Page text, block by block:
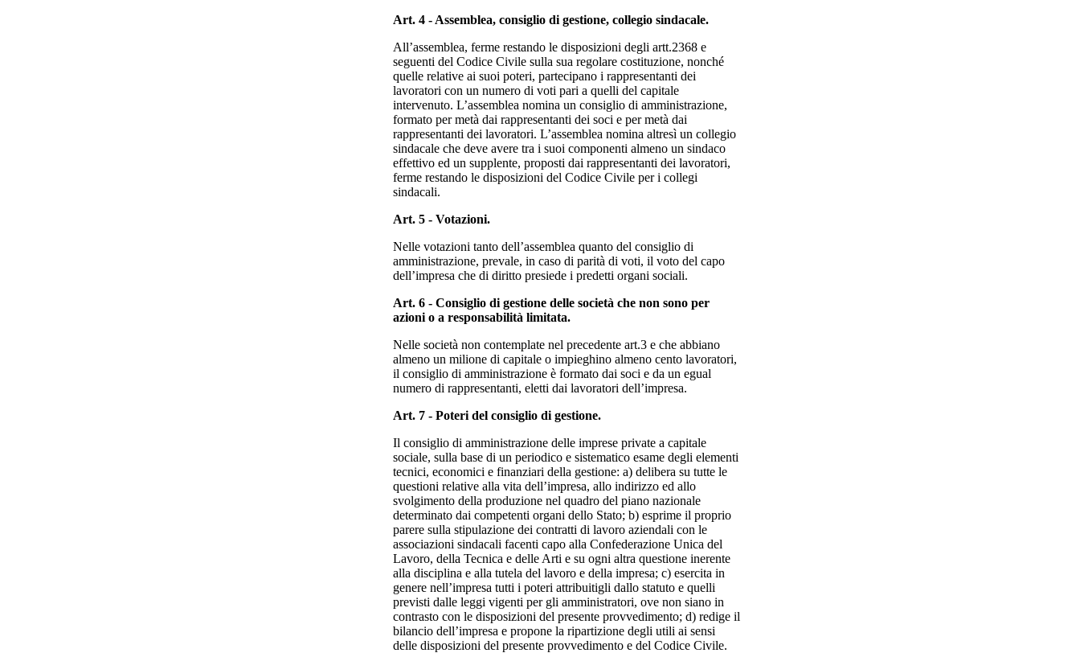
Art. 4 - Assemblea, consiglio di gestione, collegio sindacale.
All’assemblea, ferme restando le disposizioni degli artt.2368 e
seguenti del Codice Civile sulla sua regolare costituzione, nonché
quelle relative ai suoi poteri, partecipano i rappresentanti dei
lavoratori con un numero di voti pari a quelli del capitale
intervenuto. L’assemblea nomina un consiglio di amministrazione,
formato per metà dai rappresentanti dei soci e per metà dai
rappresentanti dei lavoratori. L’assemblea nomina altresì un collegio
sindacale che deve avere tra i suoi componenti almeno un sindaco
effettivo ed un supplente, proposti dai rappresentanti dei lavoratori,
ferme restando le disposizioni del Codice Civile per i collegi
sindacali.
Art. 5 - Votazioni.
Nelle votazioni tanto dell’assemblea quanto del consiglio di
amministrazione, prevale, in caso di parità di voti, il voto del capo
dell’impresa che di diritto presiede i predetti organi sociali.
Art. 6 - Consiglio di gestione delle società che non sono per
azioni o a responsabilità limitata.
Nelle società non contemplate nel precedente art.3 e che abbiano
almeno un milione di capitale o impieghino almeno cento lavoratori,
il consiglio di amministrazione è formato dai soci e da un egual
numero di rappresentanti, eletti dai lavoratori dell’impresa.
Art. 7 - Poteri del consiglio di gestione.
Il consiglio di amministrazione delle imprese private a capitale
sociale, sulla base di un periodico e sistematico esame degli elementi
tecnici, economici e finanziari della gestione: a) delibera su tutte le
questioni relative alla vita dell’impresa, allo indirizzo ed allo
svolgimento della produzione nel quadro del piano nazionale
determinato dai competenti organi dello Stato; b) esprime il proprio
parere sulla stipulazione dei contratti di lavoro aziendali con le
associazioni sindacali facenti capo alla Confederazione Unica del
Lavoro, della Tecnica e delle Arti e su ogni altra questione inerente
alla disciplina e alla tutela del lavoro e della impresa; c) esercita in
genere nell’impresa tutti i poteri attribuitigli dallo statuto e quelli
previsti dalle leggi vigenti per gli amministratori, ove non siano in
contrasto con le disposizioni del presente provvedimento; d) redige il
bilancio dell’impresa e propone la ripartizione degli utili ai sensi
delle disposizioni del presente provvedimento e del Codice Civile.